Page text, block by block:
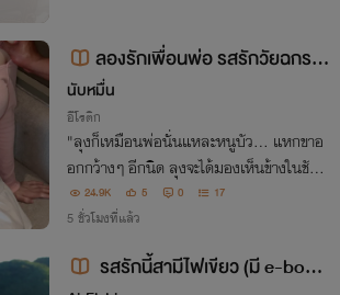
ลองรักเพื่อนพ่อ รสรักวัยฉกรร
จ์ มี E-book (อิโรติก )
นับหมื่น
อีโรติก
"ลุงก็เหมือนพ่อนั่นแหละหนูบัว... แหกขาอ
อกกว้างๆ อีกนิด ลุงจะได้มองเห็นข้างในชัด
ๆ" ใครจะคิดว่าแค่ปลิงตัวเดียว จะทำให้ 'บัวส
วรรค์' ต้องตกอยู่ในกำมือของเพื่อนรักของพ่
ออย่าง 'ผู้ใหญ่ยศ'
24.9K 5 0 17
5 ชั่วโมงที่แล้ว
รสรักนี้สามีไฟเขียว (มี e-boo